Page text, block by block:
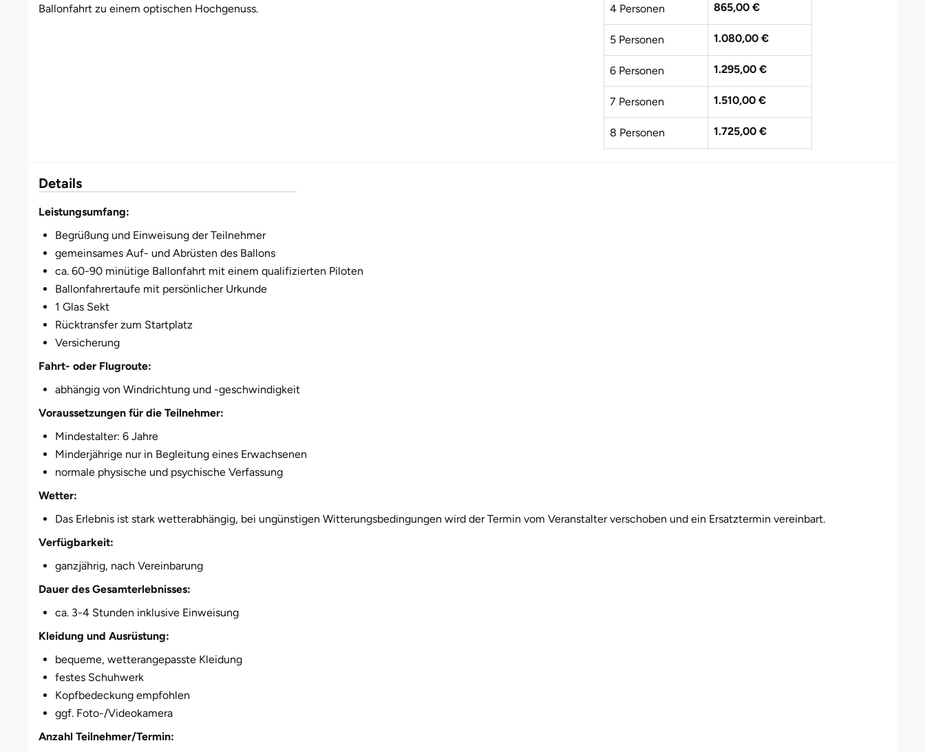
Ballonfahrt zu einem optischen Hochgenuss.
4 Personen 865,00 €
5 Personen 1.080,00 €
6 Personen 1.295,00 €
7 Personen 1.510,00 €
8 Personen 1.725,00 €
Details
Leistungsumfang:
Begrüßung und Einweisung der Teilnehmer
gemeinsames Auf- und Abrüsten des Ballons
ca. 60-90 minütige Ballonfahrt mit einem qualifizierten Piloten
Ballonfahrertaufe mit persönlicher Urkunde
1 Glas Sekt
Rücktransfer zum Startplatz
Versicherung
Fahrt- oder Flugroute:
abhängig von Windrichtung und -geschwindigkeit
Voraussetzungen für die Teilnehmer:
Mindestalter: 6 Jahre
Minderjährige nur in Begleitung eines Erwachsenen
normale physische und psychische Verfassung
Wetter:
Das Erlebnis ist stark wetterabhängig, bei ungünstigen Witterungsbedingungen wird der Termin vom Veranstalter verschoben und ein Ersatztermin vereinbart.
Verfügbarkeit:
ganzjährig, nach Vereinbarung
Dauer des Gesamterlebnisses:
ca. 3-4 Stunden inklusive Einweisung
Kleidung und Ausrüstung:
bequeme, wetterangepasste Kleidung
festes Schuhwerk
Kopfbedeckung empfohlen
ggf. Foto-/Videokamera
Anzahl Teilnehmer/Termin:
Ruhrgebiet
Strausberg (Berlin/Brandenburg)
Sömmerda
Weimar
sächsische Schweiz
Weißenfels